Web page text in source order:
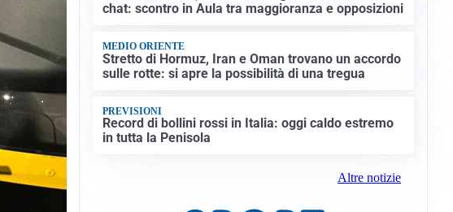
chat: scontro in Aula tra maggioranza e opposizioni
MEDIO ORIENTE
Stretto di Hormuz, Iran e Oman trovano un accordo
sulle rotte: si apre la possibilità di una tregua
PREVISIONI
Record di bollini rossi in Italia: oggi caldo estremo
in tutta la Penisola
Altre notizie